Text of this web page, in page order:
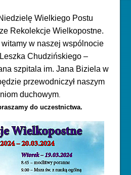
Wielkiego Postu
Rekolekcje Wielkopostne.
w naszej wspólnocie
Chudzińskiego –
szpitala im. Jana Biziela w
przewodniczył naszym
duchowym.
do uczestnictwa.